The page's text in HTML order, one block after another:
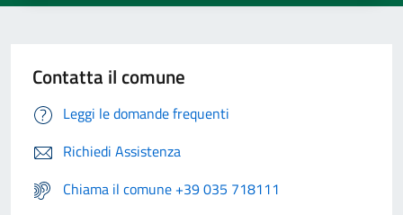
Contatta il comune
Leggi le domande frequenti
Richiedi Assistenza
Chiama il comune +39 035 718111